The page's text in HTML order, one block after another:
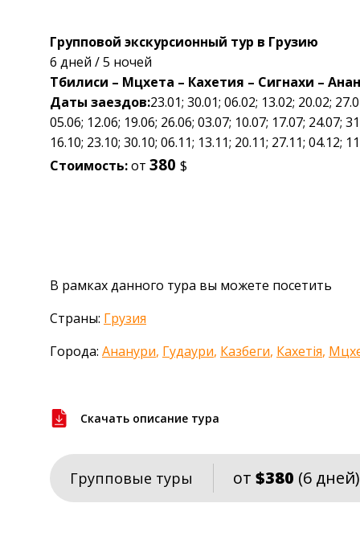
Групповой экскурсионный тур в Грузию
6 дней / 5 ночей
Тбилиси – Мцхета – Кахетия – Сигнахи –
Даты заездов:23.01; 30.01; 06.02; 13.02; 20.02;
05.06; 12.06; 19.06; 26.06; 03.07; 10.07; 17.07; 24.07;
16.10; 23.10; 30.10; 06.11; 13.11; 20.11; 27.11; 04.12;
Стоимость:от 380 $
В рамках данного тура вы можете посетить
Страны: Грузия
Города: Ананури, Гудаури, Казбеги, Кахетія,
Скачать описание тура
Групповые туры от $380 (6 дней)